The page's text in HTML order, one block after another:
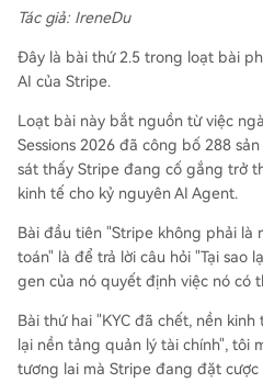
ải là một sản phẩm cấp thanh
g với năm thành phần: danh
ủy quyền, chữ ký ý định, chuỗi
liên quan trực tiếp đến chuỗi
thanh toán nên được coi là một
a KYA, chứ không phải ngược lại. Các động
của Stripe (như giao thức ACP
d Payment Token, mua lại
ựng blockchain Tempo) cho
ợc vào vị trí nền tảng kinh tế
m dụng bản dùng thử miễn phí
y AI chứng minh rằng rủi ro và
ịch giờ đây xảy ra ở giai đoạn
Tác giả: IreneDu
Đây là bài thứ 2.5 trong loạt bài
AI của Stripe.
Loạt bài này bắt nguồn từ việc
Sessions 2026 đã công bố 288
sát thấy Stripe đang cố gắng trở
kinh tế cho kỷ nguyên AI Agent.
Bài đầu tiên "Stripe không phải là
toán" là để trả lời câu hỏi "Tại sao
gen của nó quyết định việc nó có
Bài thứ hai "KYC đã chết, nền
lại nền tảng quản lý tài chính", tôi
tương lai mà Stripe đang đặt